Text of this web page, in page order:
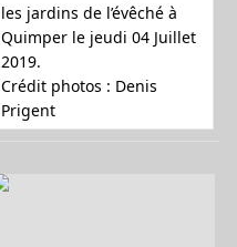
les jardins de l’évêché à
Quimper le jeudi 04 Juillet
2019.
Crédit photos : Denis
Prigent